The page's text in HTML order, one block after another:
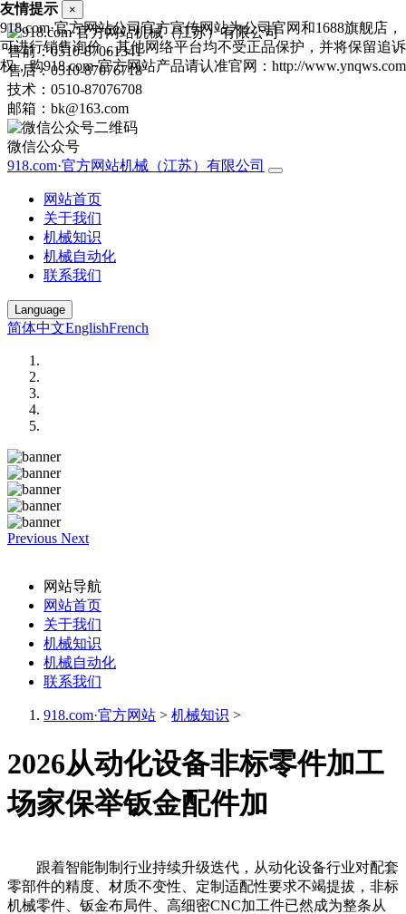
售前：0510-87061341
售后：0510-87076718
技术：0510-87076708
邮箱：bk@163.com
微信公众号
918.com·官方网站机械（江苏）有限公司
网站首页
关于我们
机械知识
机械自动化
联系我们
Language
简体中文EnglishFrench
Previous Next
网站导航
网站首页
关于我们
机械知识
机械自动化
联系我们
918.com·官方网站 > 机械知识 >
2026从动化设备非标零件加工
场家保举钣金配件加
跟着智能制制行业持续升级迭代，从动化设备行业对配套
零部件的精度、材质不变性、定制适配性要求不竭提拔，非标
机械零件、钣金布局件、高细密CNC加工件已然成为整条从
友情提示 ×
918.com·官方网站公司官方宣传网站为公司官网和1688旗舰店，
可进行销售询价，其他网络平台均不受正品保护，并将保留追诉
权，购918.com·官方网站产品请认准官网：http://www.ynqws.com